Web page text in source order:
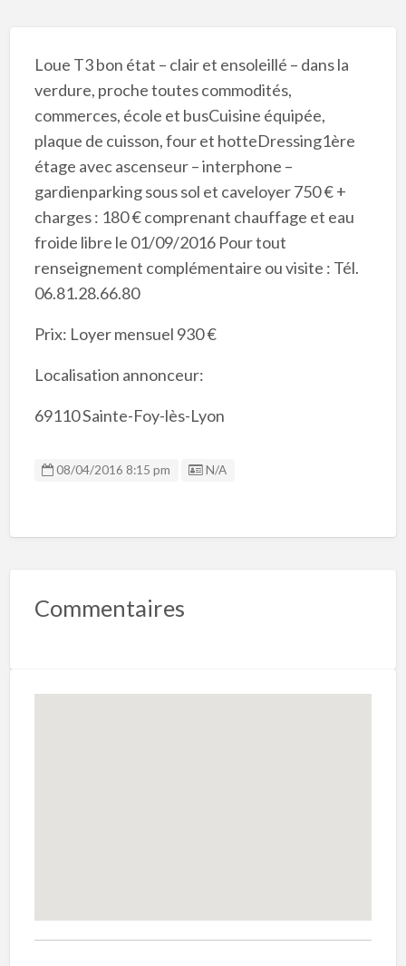
Loue T3 bon état – clair et ensoleillé – dans la
verdure, proche toutes commodités,
commerces, école et busCuisine équipée,
plaque de cuisson, four et hotteDressing1ère
étage avec ascenseur – interphone –
gardienparking sous sol et caveloyer 750 € +
charges : 180 € comprenant chauffage et eau
froide libre le 01/09/2016 Pour tout
renseignement complémentaire ou visite : Tél.
06.81.28.66.80
Prix: Loyer mensuel 930 €
Localisation annonceur:
69110 Sainte-Foy-lès-Lyon
08/04/2016 8:15 pm Listing ID
N/A
Commentaires